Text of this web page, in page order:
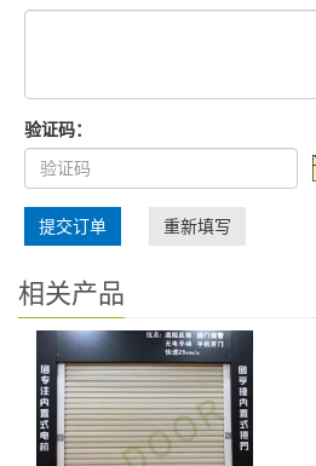
验证码：
提交订单 重新填写
相关产品